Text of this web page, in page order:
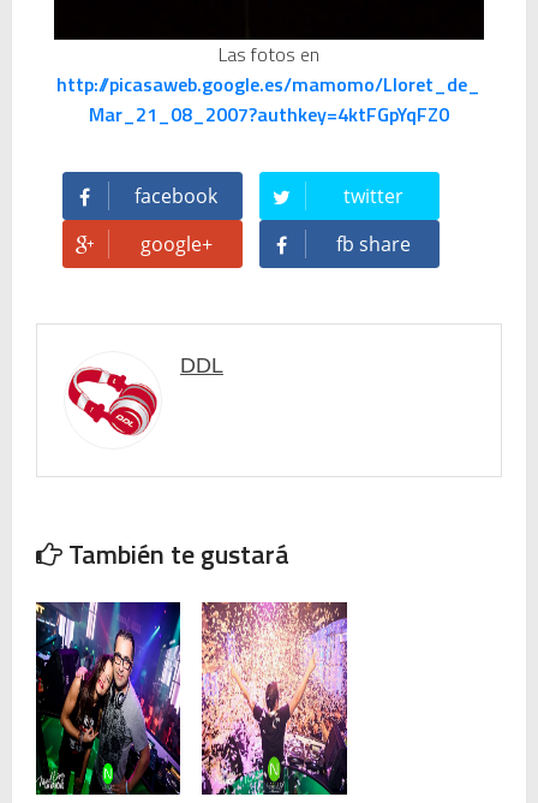
Las fotos en
http://picasaweb.google.es/mamomo/Lloret_de_
Mar_21_08_2007?authkey=4ktFGpYqFZ0
facebook
twitter
google+
fb share
DDL
También te gustará